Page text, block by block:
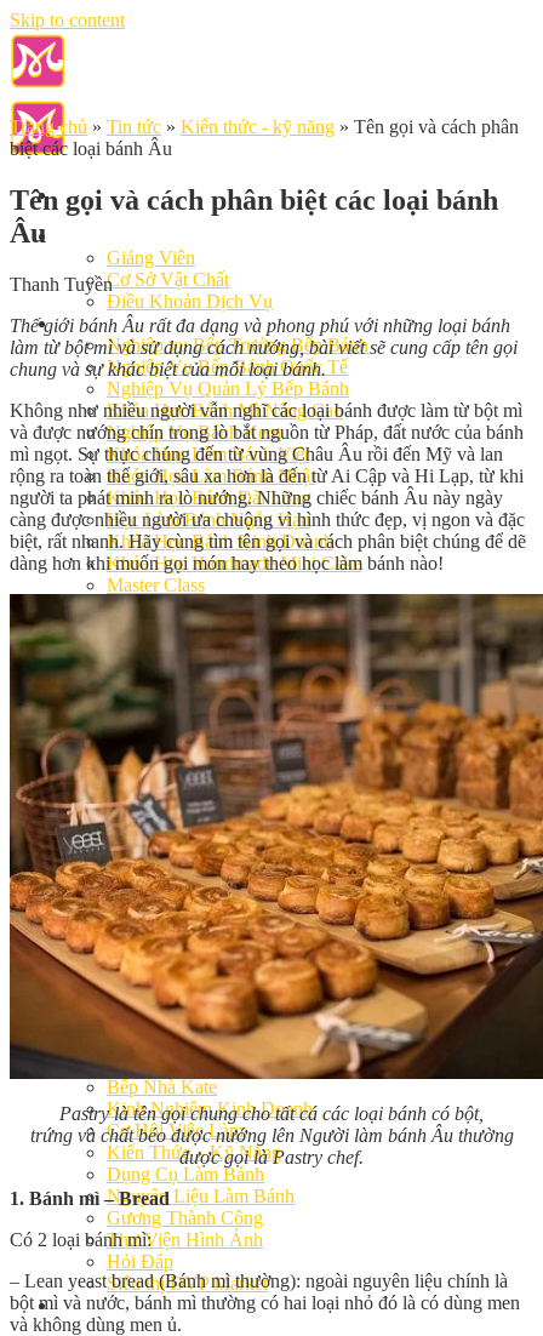
Skip to content
Giảng Viên
Cơ Sở Vật Chất
Điều Khoản Dịch Vụ
Học Làm Bánh
Nghiệp vụ Bếp Trưởng Bếp Bánh
Nghiệp Vụ Bếp Bánh Quốc Tế
Nghiệp Vụ Quản Lý Bếp Bánh
Khóa Học Bánh Mì Nâng Cao
Nghiệp Vụ Bánh Kem
Khóa Học Làm Bánh Việt
Khóa Học Làm Bánh Nhật
Khóa Học Bánh Đài Loan
Học Làm Bánh Ngắn Hạn
Khóa Học Bánh Kinh Doanh
Khóa Học Handmade Mini Cake
Master Class
Chuyên Đề
Khai Giảng
Lịch học – Lịch thi
Đăng Ký Học
Công Thức
Cách Làm Bánh Việt
Cách Làm Bánh Âu
Cách Làm Bánh Kem
Cách Làm Bánh Mì
Cách Làm Bánh Trung Thu
Cách Làm Bánh Flan
Cách Làm Bánh Bao
Cách Làm Bánh Bông Lan
Cách Làm Bánh Su Kem
Cách làm bánh CupCake
Cách Làm Bánh Pizza
Cách làm bánh chay
Cách Làm Kẹo – Mứt
Video
Tin tức
Tin Tổng Hợp
Hướng Nghiệp Á Âu
Bếp Nhà Kate
Kinh Nghiệm Kinh Doanh
Cơ Hội Việc Làm
Kiến Thức – Kỹ Năng
Dụng Cụ Làm Bánh
Nguyên Liệu Làm Bánh
Gương Thành Công
Thư Viện Hình Ảnh
Hỏi Đáp
Siêu thị ĐVP Market
Việc Làm
Trang chủ » Tin tức » Kiến thức - kỹ năng » Tên gọi và cách phân
biệt các loại bánh Âu
Tên gọi và cách phân biệt các loại bánh
Âu
Thanh Tuyền
Thế giới bánh Âu rất đa dạng và phong phú với những loại bánh
làm từ bột mì và sử dụng cách nướng, bài viết sẽ cung cấp tên gọi
chung và sự khác biệt của mỗi loại bánh.
Không như nhiều người vẫn nghĩ các loại bánh được làm từ bột mì
và được nướng chín trong lò bắt nguồn từ Pháp, đất nước của bánh
mì ngọt. Sự thực chúng đến từ vùng Châu Âu rồi đến Mỹ và lan
rộng ra toàn thế giới, sâu xa hơn là đến từ Ai Cập và Hi Lạp, từ khi
người ta phát minh ra lò nướng. Những chiếc bánh Âu này ngày
càng được nhiều người ưa chuộng vì hình thức đẹp, vị ngon và đặc
biệt, rất nhanh. Hãy cùng tìm tên gọi và cách phân biệt chúng để dẽ
dàng hơn khi muốn gọi món hay theo học làm bánh nào!
Pastry là tên gọi chung cho tất cá các loại bánh có bột,
trứng và chất béo được nướng lên Người làm bánh Âu thường
được gọi là Pastry chef.
1. Bánh mì – Bread
Có 2 loại bánh mì:
– Lean yeast bread (Bánh mì thường): ngoài nguyên liệu chính là
bột mì và nước, bánh mì thường có hai loại nhỏ đó là có dùng men
và không dùng men ủ.